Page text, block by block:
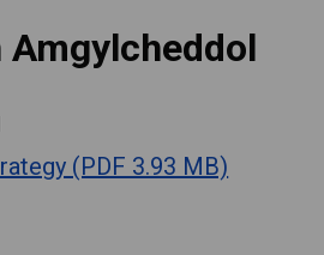
(PDF 3.93 MB)